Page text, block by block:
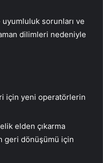
sorunları ve
dilimleri nedeniyle
için yeni operatörlerin
elden çıkarma
geri dönüşümü için